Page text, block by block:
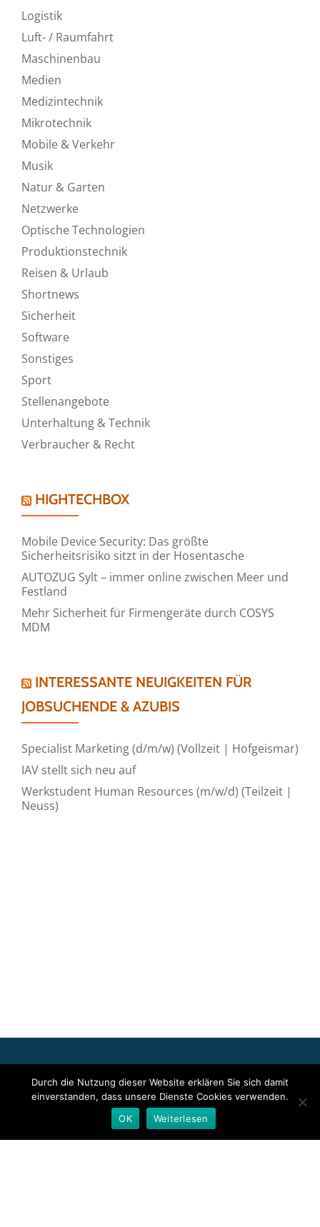
Logistik
Luft- / Raumfahrt
Maschinenbau
Medien
Medizintechnik
Mikrotechnik
Mobile & Verkehr
Musik
Natur & Garten
Netzwerke
Optische Technologien
Produktionstechnik
Reisen & Urlaub
Shortnews
Sicherheit
Software
Sonstiges
Sport
Stellenangebote
Unterhaltung & Technik
Verbraucher & Recht
HIGHTECHBOX
Mobile Device Security: Das größte
Sicherheitsrisiko sitzt in der Hosentasche
AUTOZUG Sylt – immer online zwischen Meer und
Festland
Mehr Sicherheit für Firmengeräte durch COSYS
MDM
INTERESSANTE NEUIGKEITEN FÜR
JOBSUCHENDE & AZUBIS
Specialist Marketing (d/m/w) (Vollzeit | Hofgeismar)
IAV stellt sich neu auf
Werkstudent Human Resources (m/w/d) (Teilzeit |
Neuss)
Event bzw. das Stellenangebot sowie für das angezeigte Bild- und
Tonmaterial ist allein der jeweils angegebene Herausgeber
verantwortlich. Dieser ist in der Regel auch Urheber der
Pressetexte sowie der angehängten Bild-, Ton- und
Durch die Nutzung dieser Website erklären Sie sich damit
einverstanden, dass unsere Dienste Cookies verwenden.
OK
Weiterlesen